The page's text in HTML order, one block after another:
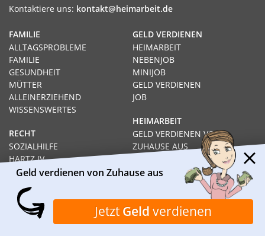
Kontaktiere uns: kontakt@heimarbeit.de
GELD VERDIENEN
HEIMARBEIT
NEBENJOB
MINIJOB
GELD VERDIENEN
JOB
HEIMARBEIT
GELD VERDIENEN VON
ZUHAUSE AUS
SCHNELL GELD VERDIENEN
AUSBILDUNG
FAMILIE
ALLTAGSPROBLEME
FAMILIE
GESUNDHEIT
MÜTTER
ALLEINERZIEHEND
WISSENSWERTES
RECHT
SOZIALHILFE
HARTZ IV
ARBEITSLOS
Geld verdienen von Zuhause aus
Jetzt Geld verdienen